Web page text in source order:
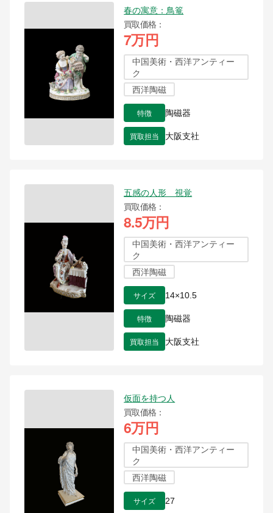
春の寓意：鳥篭
買取価格
7万円
中国美術・西洋アンティー
ク
西洋陶磁
特徴 陶磁器
買取担当 大阪支社
五感の人形 視覚
買取価格
8.5万円
中国美術・西洋アンティー
ク
西洋陶磁
サイズ 14×10.5
特徴 陶磁器
買取担当 大阪支社
仮面を持つ人
買取価格
6万円
中国美術・西洋アンティー
ク
西洋陶磁
サイズ 27